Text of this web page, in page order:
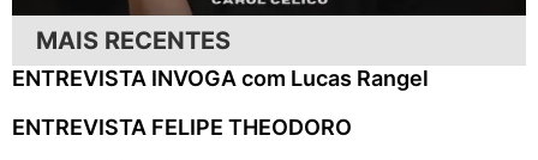
MAIS RECENTES
ENTREVISTA INVOGA com Lucas Rangel
ENTREVISTA FELIPE THEODORO